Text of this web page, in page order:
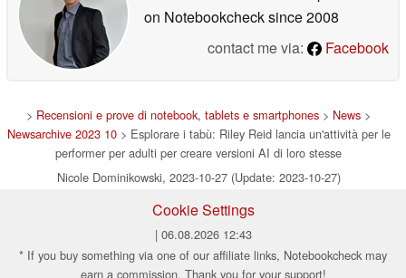
on Notebookchecksince 2008
contact me via:
Facebook
> Recensioni e prove di notebook, tablets e smartphones > News >
Newsarchive 2023 10> Esplorare i tabù: Riley Reid lancia un'attività per le
performer per adulti per creare versioni AI di loro stesse
Nicole Dominikowski, 2023-10-27 (Update: 2023-10-27)
Cookie Settings
| 06.08.2026 12:43
* If you buy something via one of our affiliate links, Notebookcheck may
earn a commission. Thank you for your support!